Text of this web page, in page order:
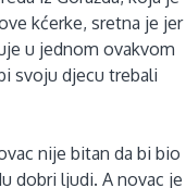
kćerke, sretna je jer
u jednom ovakvom
svoju djecu trebali
nije bitan da bi bio
dobri ljudi. A novac je